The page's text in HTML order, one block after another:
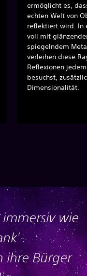
ermöglicht es,
echten Welt von
reflektiert wird. In
voll mit
spiegelndem
verleihen diese
Reflexionen
besuchst,
Dimensionalität.
wie
ihre Bürger